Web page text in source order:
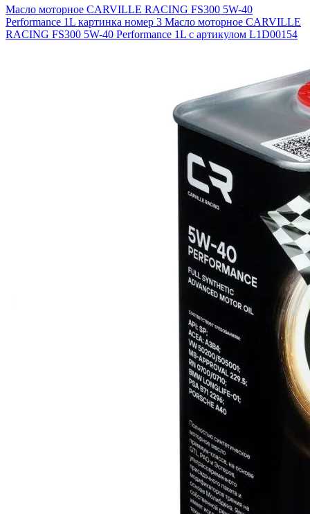
Масло моторное CARVILLE RACING FS300 5W-40
Performance 1L картинка номер 3 Масло моторное CARVILLE
RACING FS300 5W-40 Performance 1L с артикулом L1D00154